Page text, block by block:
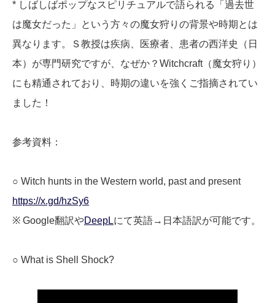
* しばしばポップなスピリチュアルで語られる「過去世
は魔女だった」という方々の魔女狩りの背景や時期とは
異なります。Ｓ教授は疾病、医療者、患者の西洋史（日
本）が専門研究ですが、なぜか？Witchcraft（魔女狩り）
にも精通されており、時期の違いを強くご指摘されてい
ました！
参考資料：
○ Witch hunts in the Western world, past and present
https://x.gd/hzSy6
※ Google翻訳やDeepLにて英語→日本語訳が可能です。
○ What is Shell Shock?